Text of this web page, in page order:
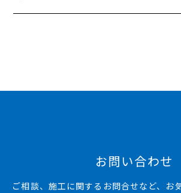
お問い合わせ
ご相談、施工に関するお問合せなど、お